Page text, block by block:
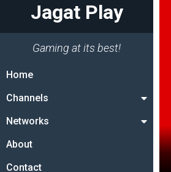
Jagat Play
Gaming at its best!
Home
Channels
Networks
About
Contact